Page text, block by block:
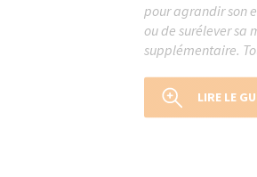
pour agrandir son
ou de surélever sa
supplémentaire.
LIRE LE